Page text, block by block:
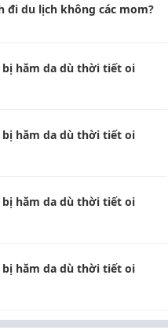
đi du lịch không các mom?
hăm da dù thời tiết oi
hăm da dù thời tiết oi
hăm da dù thời tiết oi
hăm da dù thời tiết oi